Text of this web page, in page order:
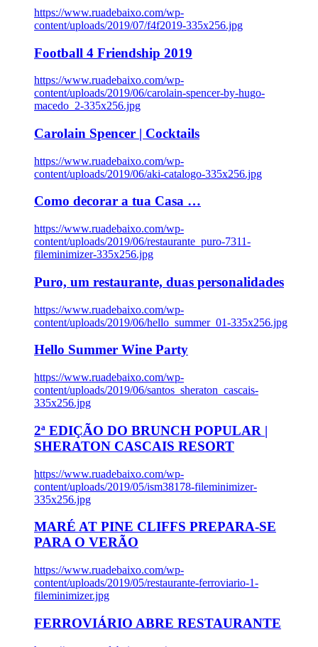
https://www.ruadebaixo.com/wp-
content/uploads/2019/07/f4f2019-335x256.jpg
Football 4 Friendship 2019
https://www.ruadebaixo.com/wp-
content/uploads/2019/06/carolain-spencer-by-hugo-
macedo_2-335x256.jpg
Carolain Spencer | Cocktails
https://www.ruadebaixo.com/wp-
content/uploads/2019/06/aki-catalogo-335x256.jpg
Como decorar a tua Casa …
https://www.ruadebaixo.com/wp-
content/uploads/2019/06/restaurante_puro-7311-
fileminimizer-335x256.jpg
Puro, um restaurante, duas personalidades
https://www.ruadebaixo.com/wp-
content/uploads/2019/06/hello_summer_01-335x256.jpg
Hello Summer Wine Party
https://www.ruadebaixo.com/wp-
content/uploads/2019/06/santos_sheraton_cascais-
335x256.jpg
2ª EDIÇÃO DO BRUNCH POPULAR |
SHERATON CASCAIS RESORT
https://www.ruadebaixo.com/wp-
content/uploads/2019/05/ism38178-fileminimizer-
335x256.jpg
MARÉ AT PINE CLIFFS PREPARA-SE
PARA O VERÃO
https://www.ruadebaixo.com/wp-
content/uploads/2019/05/restaurante-ferroviario-1-
fileminimizer.jpg
FERROVIÁRIO ABRE RESTAURANTE